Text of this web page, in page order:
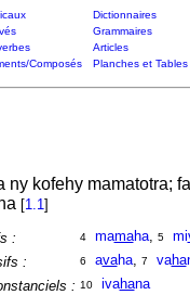
Dictionnaires
Grammaires
Articles
Composés Planches et Tables
ny kofehy mamatotra;
[1.1]
: 4 mamaha, 5 mi
:
6 avaha, 7 vaha
: 10 ivahana